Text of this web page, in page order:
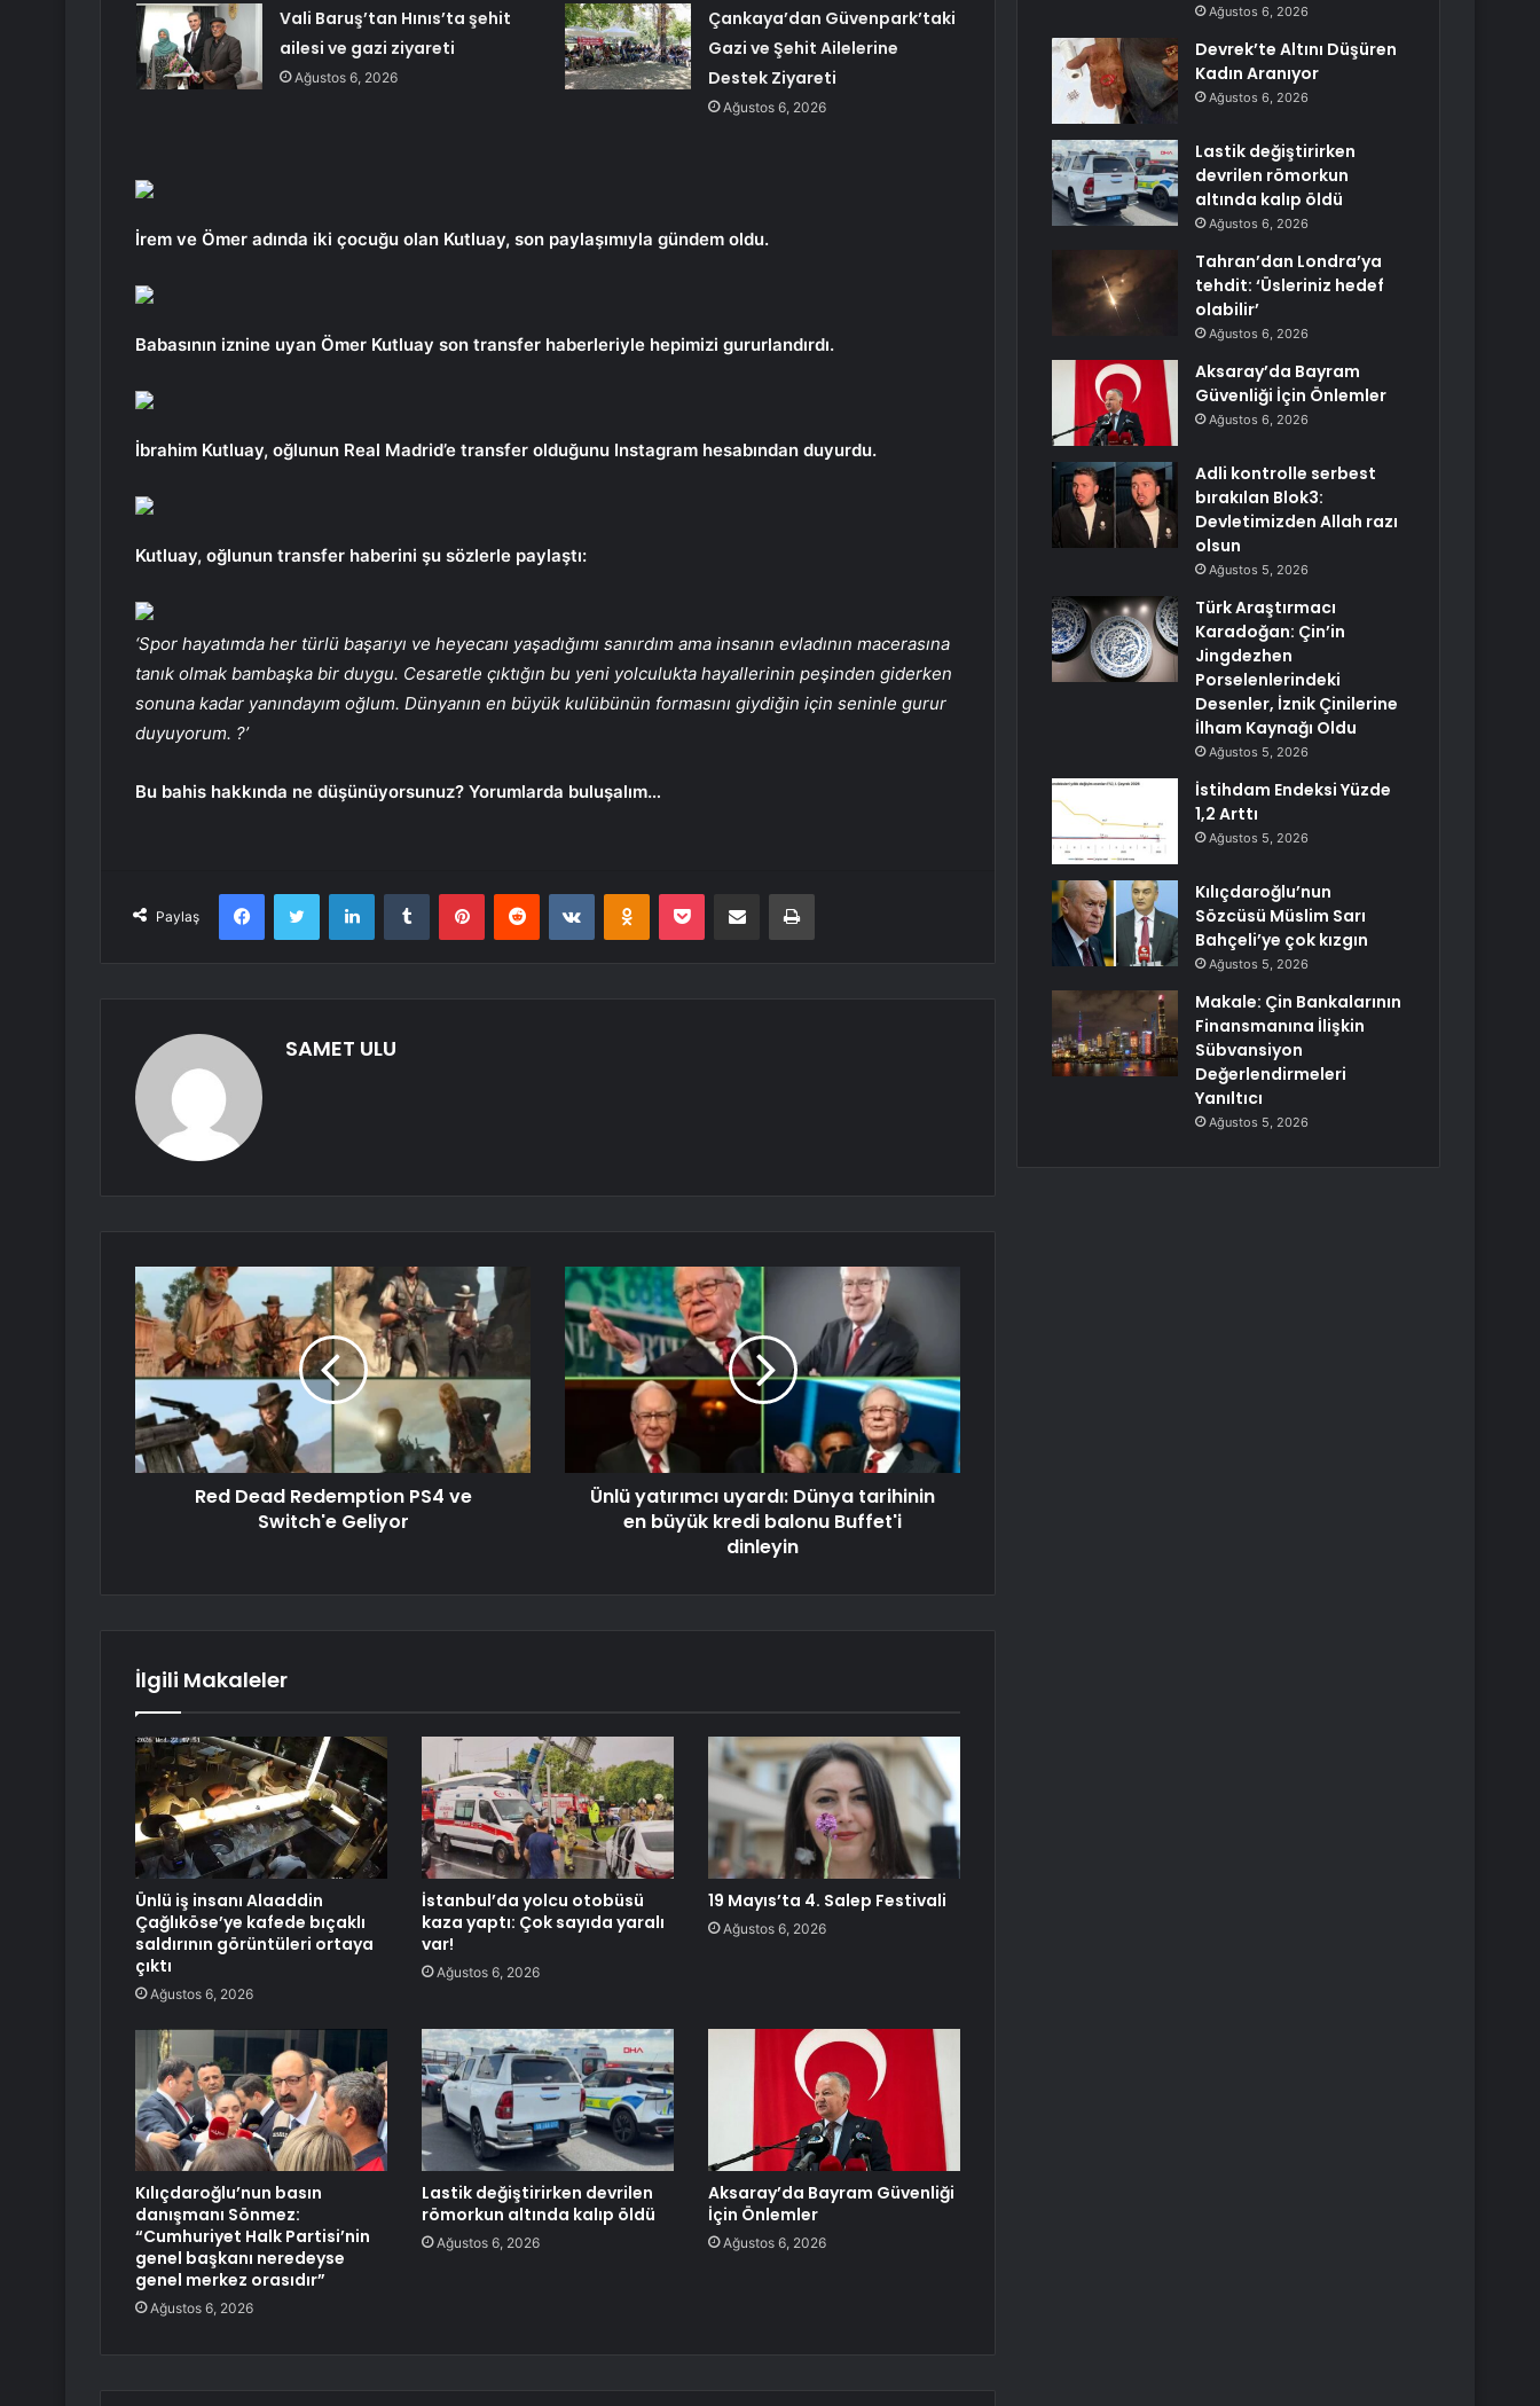
Vali Baruş’tan Hınıs’ta şehit
ailesi ve gazi ziyareti
Ağustos 6, 2026
Çankaya’dan Güvenpark’taki
Gazi ve Şehit Ailelerine
Destek Ziyareti
Ağustos 6, 2026
İrem ve Ömer adında iki çocuğu olan Kutluay, son paylaşımıyla gündem oldu.
Babasının iznine uyan Ömer Kutluay son transfer haberleriyle hepimizi gururlandırdı.
İbrahim Kutluay, oğlunun Real Madrid’e transfer olduğunu Instagram hesabından duyurdu.
Kutluay, oğlunun transfer haberini şu sözlerle paylaştı:
‘Spor hayatımda her türlü başarıyı ve heyecanı yaşadığımı sanırdım ama insanın evladının macerasına
tanık olmak bambaşka bir duygu. Cesaretle çıktığın bu yeni yolculukta hayallerinin peşinden giderken
sonuna kadar yanındayım oğlum. Dünyanın en büyük kulübünün formasını giydiğin için seninle gurur
duyuyorum. ?’
Bu bahis hakkında ne düşünüyorsunuz? Yorumlarda buluşalım…
Paylaş
FacebookTwitter LinkedInTumblr PinterestReddit VKontakteOdnoklassniki
Pocket E-Posta ile paylaş Yazdır
SAMET ULU
Red Dead Redemption PS4 ve
Switch'e Geliyor
Ünlü yatırımcı uyardı: Dünya tarihinin
en büyük kredi balonu Buffet'i
dinleyin
İlgili Makaleler
Ünlü iş insanı Alaaddin
Çağlıköse’ye kafede bıçaklı
saldırının görüntüleri ortaya
çıktı
Ağustos 6, 2026
İstanbul’da yolcu otobüsü
kaza yaptı: Çok sayıda yaralı
var!
Ağustos 6, 2026
19 Mayıs’ta 4. Salep Festivali
Ağustos 6, 2026
Kılıçdaroğlu’nun basın
danışmanı Sönmez:
“Cumhuriyet Halk Partisi’nin
genel başkanı neredeyse
genel merkez orasıdır”
Ağustos 6, 2026
Lastik değiştirirken devrilen
römorkun altında kalıp öldü
Ağustos 6, 2026
Aksaray’da Bayram Güvenliği
İçin Önlemler
Ağustos 6, 2026
Ağustos 6, 2026
Devrek’te Altını Düşüren
Kadın Aranıyor
Ağustos 6, 2026
Lastik değiştirirken
devrilen römorkun
altında kalıp öldü
Ağustos 6, 2026
Tahran’dan Londra’ya
tehdit: ‘Üsleriniz hedef
olabilir’
Ağustos 6, 2026
Aksaray’da Bayram
Güvenliği İçin Önlemler
Ağustos 6, 2026
Adli kontrolle serbest
bırakılan Blok3:
Devletimizden Allah razı
olsun
Ağustos 5, 2026
Türk Araştırmacı
Karadoğan: Çin’in
Jingdezhen
Porselenlerindeki
Desenler, İznik Çinilerine
İlham Kaynağı Oldu
Ağustos 5, 2026
İstihdam Endeksi Yüzde
1,2 Arttı
Ağustos 5, 2026
Kılıçdaroğlu’nun
Sözcüsü Müslim Sarı
Bahçeli’ye çok kızgın
Ağustos 5, 2026
Makale: Çin Bankalarının
Finansmanına İlişkin
Sübvansiyon
Değerlendirmeleri
Yanıltıcı
Ağustos 5, 2026